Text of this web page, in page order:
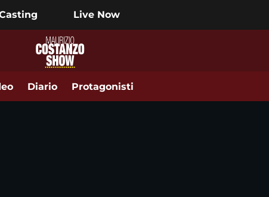
Live Now
Diario Protagonisti